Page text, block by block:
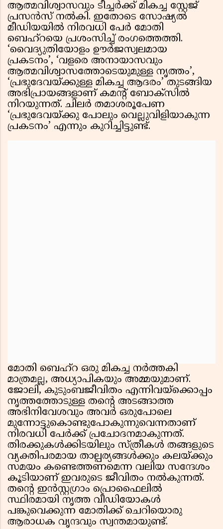
ആത്മവിശ്വാസവും ടീച്ചർക്ക് മികച്ച സ്റ്റേജ്
പ്രസൻസ് നൽകി. ഇതോടെ സോഷ്യൽ
മീഡിയയിൽ നിരവധി പേർ മോതി
ബെഹ്റയെ പ്രശംസിച്ച് രംഗത്തെത്തി.
‘വൈദ്യുതിയോളം ഊർജസ്വലമായ
പ്രകടനം’, ‘വളരെ അനായാസവും
ആത്മവിശ്വാസത്തോടെയുമുള്ള നൃത്തം’,
‘പ്രഭുദേവയ്ക്കുള്ള മികച്ച ആദരം’ തുടങ്ങിയ
അഭിപ്രായങ്ങളാണ് കമൻ്റ് ബോക്സിൽ
നിറയുന്നത്. ചിലർ തമാശരൂപേണ
‘പ്രഭുദേവയ്ക്കു പോലും വെല്ലുവിളിയാകുന്ന
പ്രകടനം’ എന്നും കുറിച്ചിട്ടുണ്ട്.
മോതി ബെഹ്റ ഒരു മികച്ച നർത്തകി
മാത്രമല്ല, അധ്യാപികയും അമ്മയുമാണ്.
ജോലി, കുടുംബജീവിതം എന്നിവയ്ക്കൊപ്പം
നൃത്തത്തോടുള്ള തൻ്റെ അടങ്ങാത്ത
അഭിനിവേശവും അവർ ഒരുപോലെ
മുന്നോട്ടുകൊണ്ടുപോകുന്നുവെന്നതാണ്
നിരവധി പേർക്ക് പ്രചോദനമാകുന്നത്.
തിരക്കുകൾക്കിടയിലും സ്ത്രീകൾ തങ്ങളുടെ
വ്യക്തിപരമായ താല്പര്യങ്ങൾക്കും കലയ്ക്കും
സമയം കണ്ടെത്തണമെന്ന വലിയ സന്ദേശം
കൂടിയാണ് ഇവരുടെ ജീവിതം നൽകുന്നത്.
തൻ്റെ ഇൻസ്റ്റഗ്രാം പ്രൊഫൈലിൽ
സ്ഥിരമായി നൃത്ത വീഡിയോകൾ
പങ്കുവെക്കുന്ന മോതിക്ക് ചെറിയൊരു
ആരാധക വൃന്ദവും സ്വന്തമായുണ്ട്.